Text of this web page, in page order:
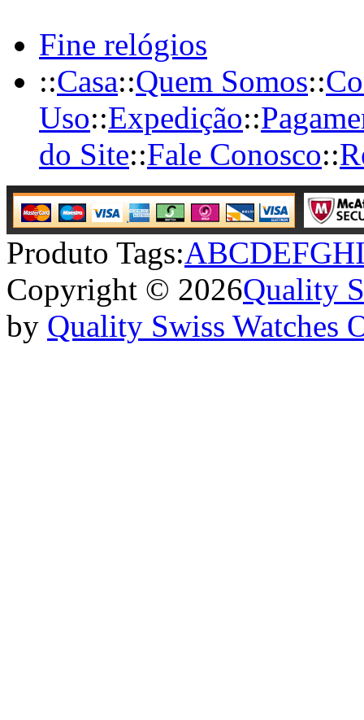
Fine relógios
::Casa::Quem Somos::
Uso::Expedição::
do Site::Fale Conosco::
Produto Tags:ABCDEFGH
Copyright © 2026Quality
by Quality Swiss Watches